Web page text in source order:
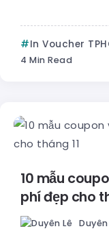
In Voucher
4 Min Read
10 mẫu
phí đẹp cho
Duyên